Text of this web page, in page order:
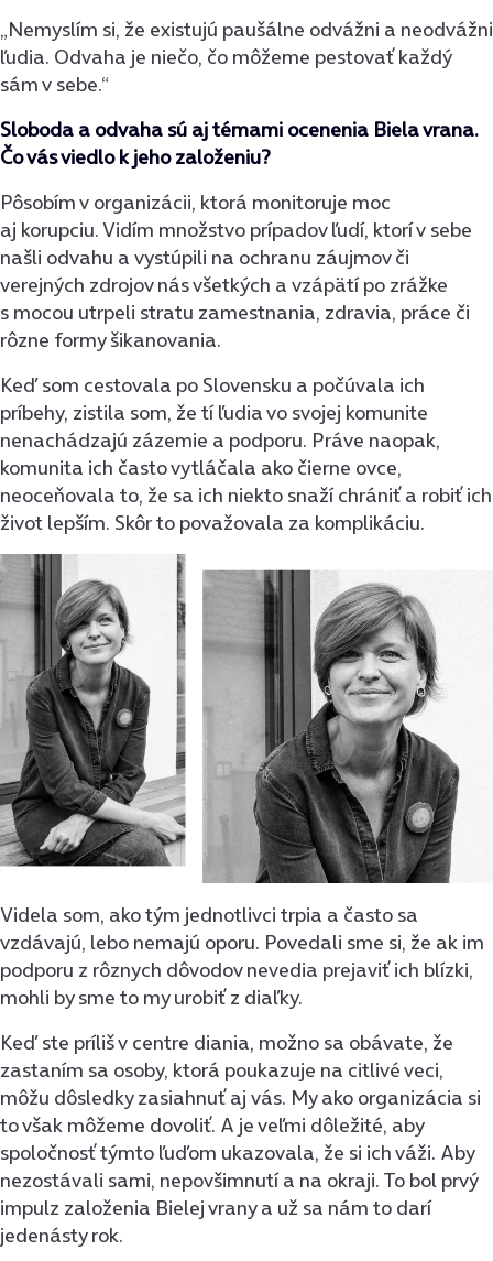
„Nemyslím si, že existujú paušálne odvážni a neodvážni
ľudia. Odvaha je niečo, čo môžeme pestovať každý
sám v sebe.“
Sloboda a odvaha sú aj témami ocenenia Biela vrana.
Čo vás viedlo k jeho založeniu?
Pôsobím v organizácii, ktorá monitoruje moc
aj korupciu. Vidím množstvo prípadov ľudí, ktorí v sebe
našli odvahu a vystúpili na ochranu záujmov či
verejných zdrojov nás všetkých a vzápätí po zrážke
s mocou utrpeli stratu zamestnania, zdravia, práce či
rôzne formy šikanovania.
Keď som cestovala po Slovensku a počúvala ich
príbehy, zistila som, že tí ľudia vo svojej komunite
nenachádzajú zázemie a podporu. Práve naopak,
komunita ich často vytláčala ako čierne ovce,
neoceňovala to, že sa ich niekto snaží chrániť a robiť ich
život lepším. Skôr to považovala za komplikáciu.
Videla som, ako tým jednotlivci trpia a často sa
vzdávajú, lebo nemajú oporu. Povedali sme si, že ak im
podporu z rôznych dôvodov nevedia prejaviť ich blízki,
mohli by sme to my urobiť z diaľky.
Keď ste príliš v centre diania, možno sa obávate, že
zastaním sa osoby, ktorá poukazuje na citlivé veci,
môžu dôsledky zasiahnuť aj vás. My ako organizácia si
to však môžeme dovoliť. A je veľmi dôležité, aby
spoločnosť týmto ľuďom ukazovala, že si ich váži. Aby
nezostávali sami, nepovšimnutí a na okraji. To bol prvý
impulz založenia Bielej vrany a už sa nám to darí
jedenásty rok.